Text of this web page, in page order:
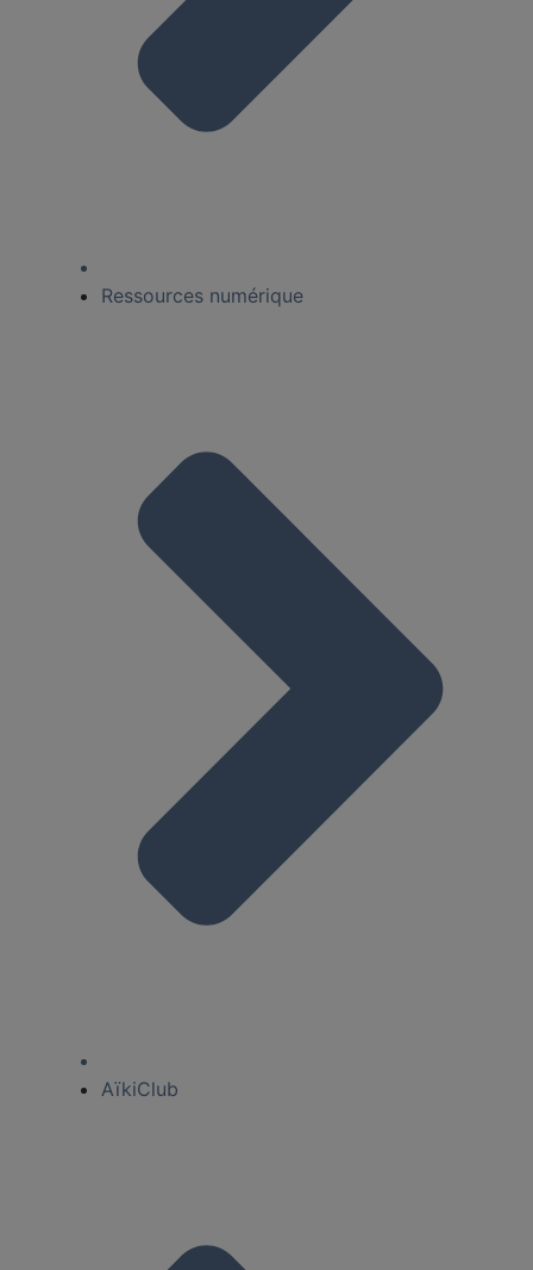
Ressources numérique
AïkiClub